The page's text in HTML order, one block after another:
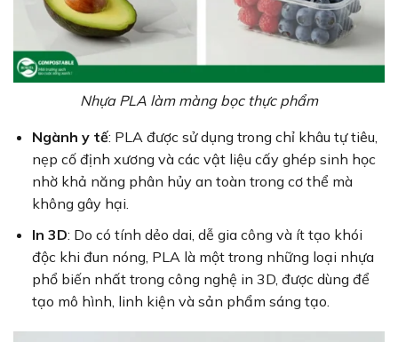
Nhựa PLA làm màng bọc thực phẩm
Ngành y tế: PLA được sử dụng trong chỉ khâu tự tiêu,
nẹp cố định xương và các vật liệu cấy ghép sinh học
nhờ khả năng phân hủy an toàn trong cơ thể mà
không gây hại.
In 3D: Do có tính dẻo dai, dễ gia công và ít tạo khói
độc khi đun nóng, PLA là một trong những loại nhựa
phổ biến nhất trong công nghệ in 3D, được dùng để
tạo mô hình, linh kiện và sản phẩm sáng tạo.